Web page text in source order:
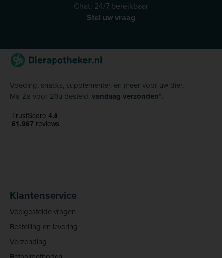
Chat: 24/7 bereikbaar
Stel uw vraag
Voeding, snacks, supplementen en meer voor uw dier.
Ma-Za voor 20u besteld: vandaag verzonden*.
Klantenservice
Veelgestelde vragen
Bestelling en levering
Verzending